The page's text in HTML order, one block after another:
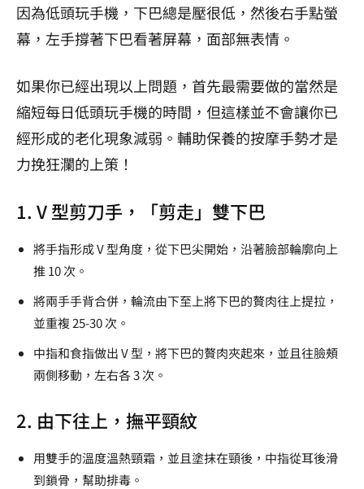
因為低頭玩手機，下巴總是壓很低，然後右手點螢
幕，左手撐著下巴看著屏幕，面部無表情。
如果你已經出現以上問題，首先最需要做的當然是
縮短每日低頭玩手機的時間，但這樣並不會讓你已
經形成的老化現象減弱。輔助保養的按摩手勢才是
力挽狂瀾的上策！
1. V 型剪刀手，「剪走」雙下巴
將手指形成 V 型角度，從下巴尖開始，沿著臉部輪廓向上
推 10 次。
將兩手手背合併，輪流由下至上將下巴的贅肉往上提拉，
並重複 25-30 次。
中指和食指做出 V 型，將下巴的贅肉夾起來，並且往臉頰
兩側移動，左右各 3 次。
2. 由下往上，撫平頸紋
用雙手的溫度溫熱頸霜，並且塗抹在頸後，中指從耳後滑
到鎖骨，幫助排毒。